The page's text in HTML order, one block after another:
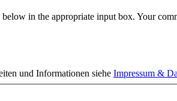
in the appropriate input box. Your
und Informationen siehe Impressum &